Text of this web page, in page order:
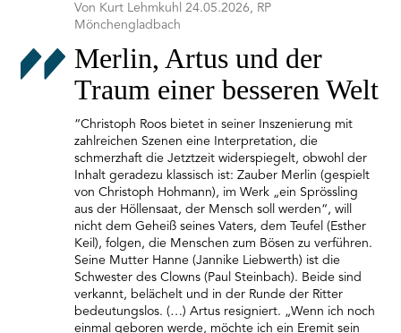
Von Kurt Lehmkuhl 24.05.2026, RP
Mönchengladbach
Merlin, Artus und der
Traum einer besseren Welt
“Christoph Roos bietet in seiner Inszenierung mit
zahlreichen Szenen eine Interpretation, die
schmerzhaft die Jetztzeit widerspiegelt, obwohl der
Inhalt geradezu klassisch ist: Zauber Merlin (gespielt
von Christoph Hohmann), im Werk „ein Sprössling
aus der Höllensaat, der Mensch soll werden“, will
nicht dem Geheiß seines Vaters, dem Teufel (Esther
Keil), folgen, die Menschen zum Bösen zu verführen.
Seine Mutter Hanne (Jannike Liebwerth) ist die
Schwester des Clowns (Paul Steinbach). Beide sind
verkannt, belächelt und in der Runde der Ritter
bedeutungslos. (…) Artus resigniert. „Wenn ich noch
einmal geboren werde, möchte ich ein Eremit sein